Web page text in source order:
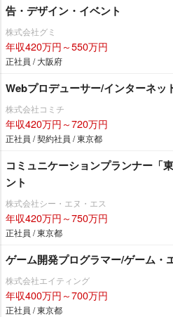
告・デザイン・イベント
株式会社グミ
年収420万円～550万円
正社員 / 大阪府
Webプロデューサー/インターネッ
株式会社コミチ
年収420万円～720万円
正社員 / 契約社員 / 東京都
コミュニケーションプランナー「
ント
株式会社シー・エヌ・エス
年収420万円～750万円
正社員 / 東京都
ゲーム開発プログラマー/ゲーム・
株式会社エイティング
年収400万円～700万円
正社員 / 東京都